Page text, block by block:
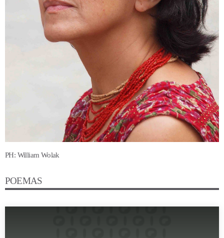
PH: William Wolak
POEMAS